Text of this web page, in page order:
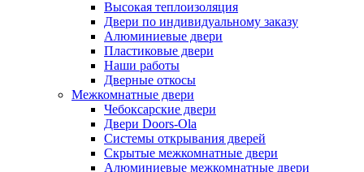
Высокая теплоизоляция
Двери по индивидуальному заказу
Алюминиевые двери
Пластиковые двери
Наши работы
Дверные откосы
Межкомнатные двери
Чебоксарские двери
Двери Doors-Ola
Системы открывания дверей
Скрытые межкомнатные двери
Алюминиевые межкомнатные двери